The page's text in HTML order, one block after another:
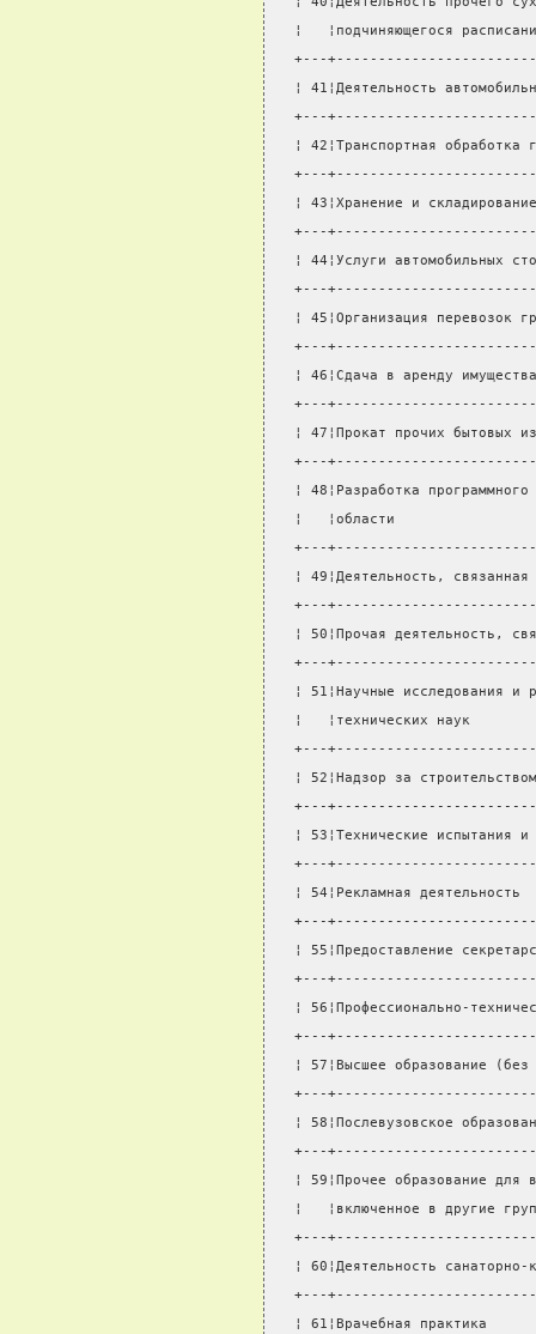
¦   ¦подчиняющегося
+---
¦ 41¦Деятельность
+---
¦ 42¦Транспортная
+---
¦ 43¦Хранение и
+---
¦ 44¦Услуги
+---
¦ 45¦Организация
+---
¦ 46¦Сдача в аренду
+---
¦ 47¦Прокат прочих бытовых
+---
¦ 48¦Разработка
¦   ¦области
+---
¦ 49¦Деятельность,
+---
¦ 50¦Прочая деятельность,
+---
¦ 51¦Научные исследования
¦   ¦технических
+---
¦ 52¦Надзор за
+---
¦ 53¦Технические
+---
¦ 54¦Рекламная
+---
¦ 55¦Предоставление
+---
¦ 56¦Профессионально-
+---
¦ 57¦Высшее образование
+---
¦ 58¦Послевузовское
+---
¦ 59¦Прочее образование
¦   ¦включенное в
+---
¦ 60¦Деятельность
+---
¦ 61¦Врачебная